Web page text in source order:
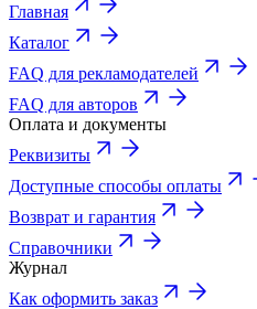
Главная
Каталог
FAQ для рекламодателей
FAQ для авторов
Оплата и документы
Реквизиты
Доступные способы оплаты
Возврат и гарантия
Справочники
Журнал
Как оформить заказ